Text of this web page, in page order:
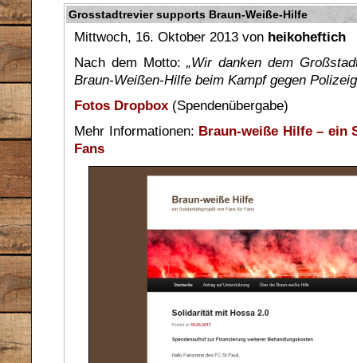
Grosstadtrevier supports Braun-Weiße-Hilfe
Mittwoch, 16. Oktober 2013 von heikoheftich
Nach dem Motto:„Wir danken dem
Braun-Weißen-Hilfe beim Kampf gegen
Fotos Dropbox (Spendenübergabe)
Mehr Informationen: Braun-weiße Hilfe – ein
Fans